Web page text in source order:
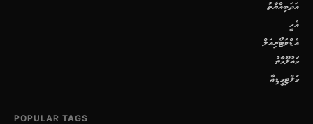
އަދަބިއްޔާތު
އެހީ
އެޑްވަޓޯރިއަލް
މައުލޫމާތު
މަލްޓިމީޑިއާ
POPULAR TAGS